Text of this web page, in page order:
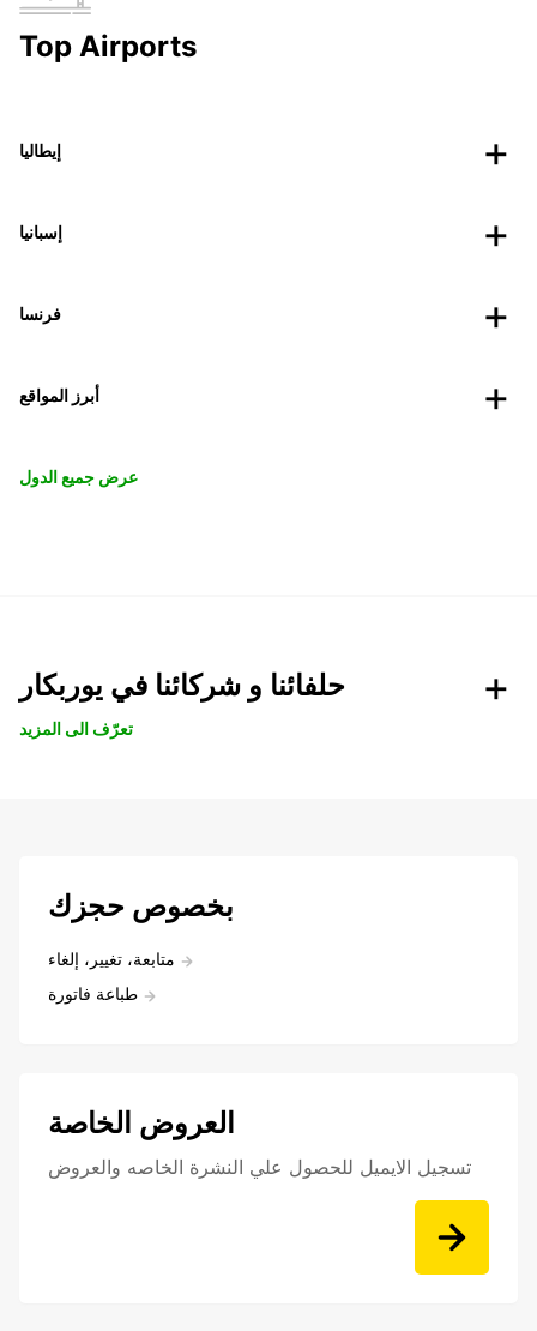
Top Airports
إيطاليا
إسبانيا
فرنسا
أبرز المواقع
عرض جميع الدول
حلفائنا و شركائنا في يوربكار
تعرّف الى المزيد
بخصوص حجزك
متابعة، تغيير، إلغاء
طباعة فاتورة
العروض الخاصة
تسجيل الايميل للحصول علي النشرة الخاصه والعروض